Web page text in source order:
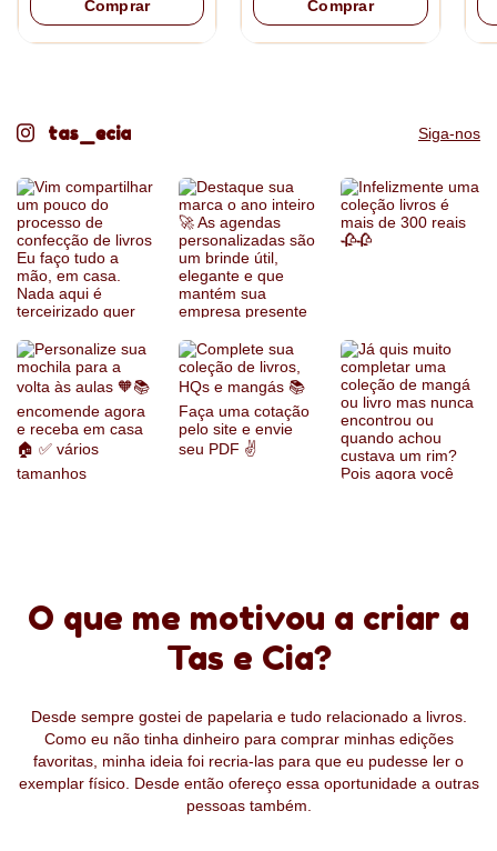
pagamento).
Comprar Comprar
tas_ecia Siga-nos
O que me motivou a criar a
Tas e Cia?
Desde sempre gostei de papelaria e tudo relacionado a livros.
Como eu não tinha dinheiro para comprar minhas edições
favoritas, minha ideia foi recria-las para que eu pudesse ler o
exemplar físico. Desde então ofereço essa oportunidade a outras
pessoas também.